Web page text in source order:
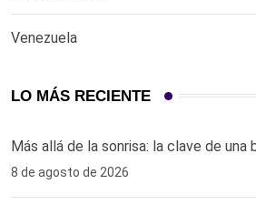
Venezuela
LO MÁS RECIENTE
Más allá de la sonrisa: la clave de una
8 de agosto de 2026